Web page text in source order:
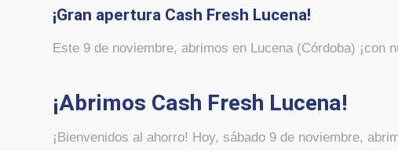
¡Gran apertura Cash Fresh Lucena!
Este 9 de noviembre, abrimos en Lucena (Córdoba) ¡con
¡Abrimos Cash Fresh Lucena!
¡Bienvenidos al ahorro! Hoy, sábado 9 de noviembre,